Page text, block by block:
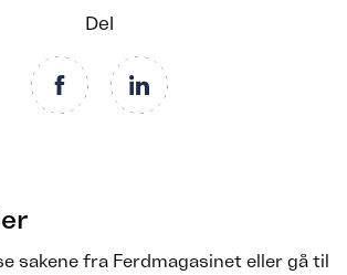
Del
sakene fra Ferdmagasinet eller gå til